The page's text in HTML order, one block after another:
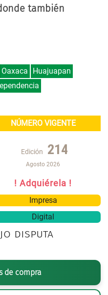
también
Oaxaca
Huajuapan
NÚMERO VIGENTE
Edición 214
Agosto 2026
! Adquiérela !
Impresa
Digital
disputa
de compra